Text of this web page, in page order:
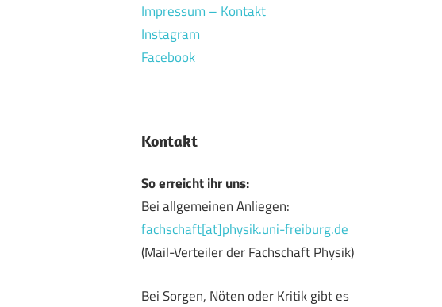
Impressum – Kontakt
Instagram
Facebook
Kontakt
So erreicht ihr uns:
Bei allgemeinen Anliegen:
fachschaft[at]physik.uni-freiburg.de
(Mail-Verteiler der Fachschaft Physik)
Bei Sorgen, Nöten oder Kritik gibt es